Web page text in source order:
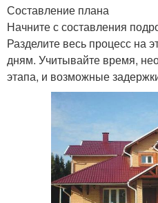
Составление плана
Начните с составления
Разделите весь процесс на
дням. Учитывайте время,
этапа, и возможные